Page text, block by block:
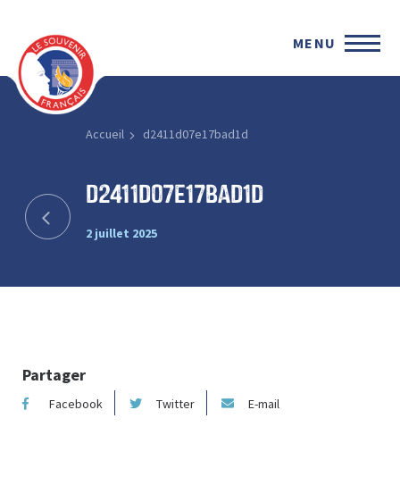
MENU
Accueil d2411d07e17bad1d
d2411d07e17bad1d
2 juillet 2025
Partager
Facebook Twitter E-mail